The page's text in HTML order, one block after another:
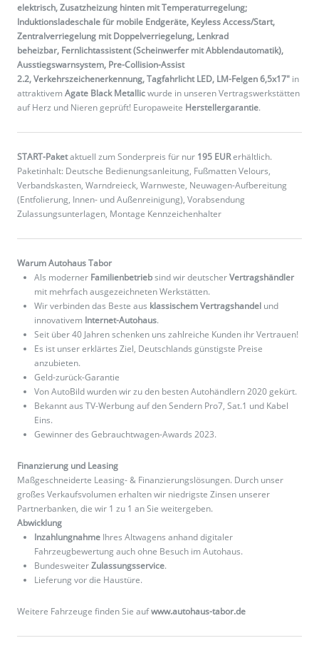
elektrisch, Zusatzheizung hinten mit Temperaturregelung;
Induktionsladeschale für mobile Endgeräte, Keyless Access/Start,
Zentralverriegelung mit Doppelverriegelung, Lenkrad
beheizbar, Fernlichtassistent (Scheinwerfer mit Abblendautomatik),
Ausstiegswarnsystem, Pre-Collision-Assist
2.2, Verkehrszeichenerkennung, Tagfahrlicht LED, LM-Felgen 6,5x17" in
attraktivemAgate Black Metallicwurde in unseren Vertragswerkstätten
auf Herz und Nieren geprüft! Europaweite Herstellergarantie.
START-Paketaktuell zum Sonderpreis für nur 195 EURerhältlich.
Paketinhalt: Deutsche Bedienungsanleitung, Fußmatten Velours,
Verbandskasten, Warndreieck, Warnweste, Neuwagen-Aufbereitung
(Entfolierung, Innen- und Außenreinigung), Vorabsendung
Zulassungsunterlagen, Montage Kennzeichenhalter
Warum Autohaus Tabor
Als moderner Familienbetriebsind wir deutscherVertragshändler
mit mehrfach ausgezeichneten Werkstätten.
Wir verbinden das Beste aus klassischem Vertragshandel und
innovativem Internet-Autohaus.
Seit über 40 Jahren schenken uns zahlreiche Kunden ihr Vertrauen!
Es ist unser erklärtes Ziel, Deutschlands günstigste Preise
anzubieten.
Geld-zurück-Garantie
Von AutoBild wurden wir zu den besten Autohändlern 2020 gekürt.
Bekannt aus TV-Werbung auf den Sendern Pro7, Sat.1 und Kabel
Eins.
Gewinner des Gebrauchtwagen-Awards 2023.
Finanzierung und Leasing
Maßgeschneiderte Leasing- & Finanzierungslösungen. Durch unser
großes Verkaufsvolumen erhalten wir niedrigste Zinsen unserer
Partnerbanken, die wir 1 zu 1 an Sie weitergeben.
Abwicklung
Inzahlungnahme Ihres Altwagens anhand digitaler
Fahrzeugbewertung auch ohne Besuch im Autohaus.
BundesweiterZulassungsservice.
Lieferung vor die Haustüre.
Weitere Fahrzeuge finden Sie aufwww.autohaus-tabor.de